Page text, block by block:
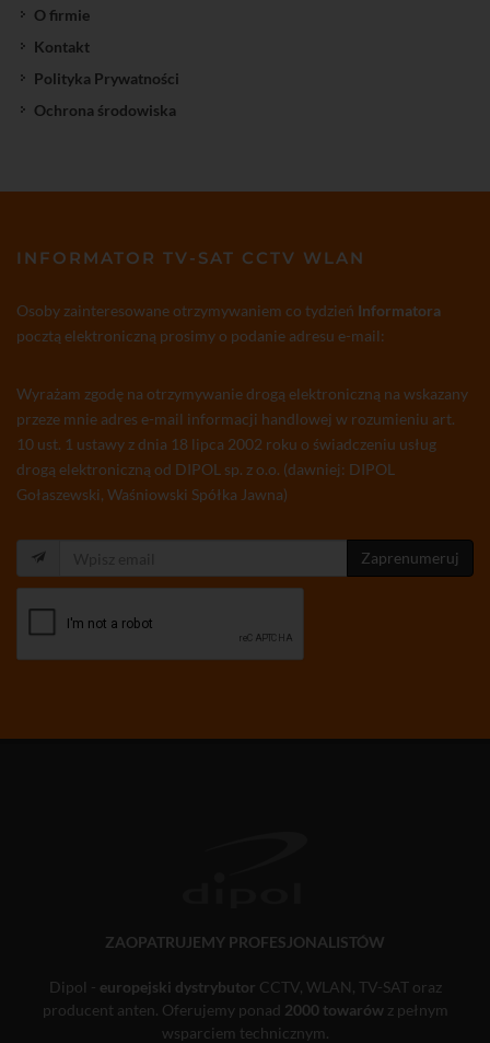
O firmie
Kontakt
Polityka Prywatności
Ochrona środowiska
INFORMATOR TV-SAT CCTV WLAN
Osoby zainteresowane otrzymywaniem co tydzień Informatora
pocztą elektroniczną prosimy o podanie adresu e-mail:
Wyrażam zgodę na otrzymywanie drogą elektroniczną na wskazany
przeze mnie adres e-mail informacji handlowej w rozumieniu art.
10 ust. 1 ustawy z dnia 18 lipca 2002 roku o świadczeniu usług
drogą elektroniczną od DIPOL sp. z o.o. (dawniej: DIPOL
Gołaszewski, Waśniowski Spółka Jawna)
Zaprenumeruj
ZAOPATRUJEMY PROFESJONALISTÓW
Dipol - europejski dystrybutor CCTV, WLAN, TV-SAT oraz
producent anten. Oferujemy ponad 2000 towarówz pełnym
wsparciem technicznym.